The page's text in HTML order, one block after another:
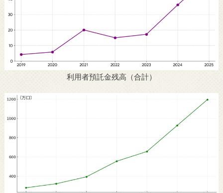
利用者預託金残高（合計）